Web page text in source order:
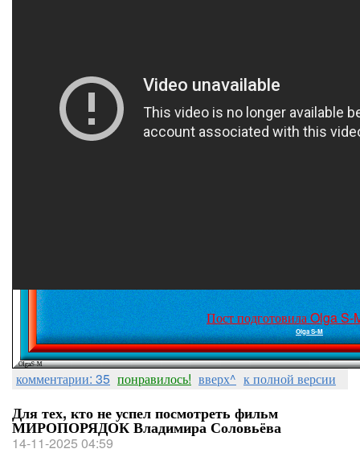
Пост подготовила Olga S-
Olga S-M
комментарии: 35 понравилось! вверх^ к полной версии
Для тех, кто не успел посмотреть фильм
МИРОПОРЯДОК Владимира Соловьёва
14-11-2025 04:59